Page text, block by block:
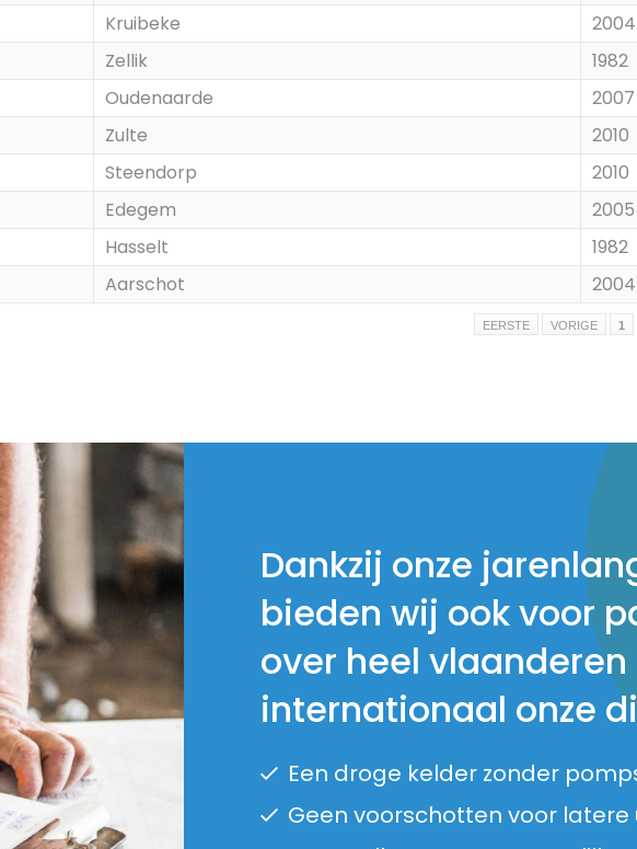
Kruibeke 2004
Zellik 1982
Oudenaarde 2007
Zulte 2010
Steendorp 2010
Edegem 2005
Hasselt 1982
Aarschot 2004
EERSTE VORIGE 1
Dankzij onze
bieden wij ook voor
over heel vlaanderen
internationaal onze
Een droge kelder zonder
Geen voorschotten voor latere